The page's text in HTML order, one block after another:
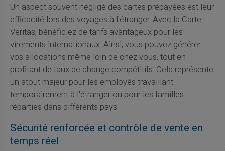
Un aspect souvent négligé des cartes prépayées est leur
efficacité lors des voyages à l'étranger. Avec la Carte
Veritas, bénéficiez de tarifs avantageux pour les
virements internationaux. Ainsi, vous pouvez générer
vos allocations même loin de chez vous, tout en
profitant de taux de change compétitifs. Cela représente
un atout majeur pour les employés travaillant
temporairement à l'étranger ou pour les familles
réparties dans différents pays.
Sécurité renforcée et contrôle de vente en
temps réel